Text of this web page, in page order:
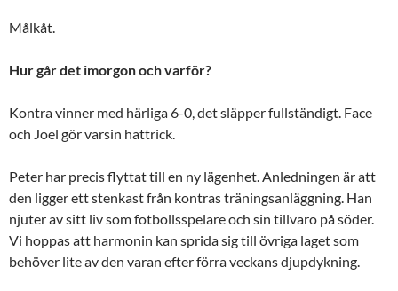
Målkåt.
Hur går det imorgon och varför?
Kontra vinner med härliga 6-0, det släpper fullständigt. Face
och Joel gör varsin hattrick.
Peter har precis flyttat till en ny lägenhet. Anledningen är att
den ligger ett stenkast från kontras träningsanläggning. Han
njuter av sitt liv som fotbollsspelare och sin tillvaro på söder.
Vi hoppas att harmonin kan sprida sig till övriga laget som
behöver lite av den varan efter förra veckans djupdykning.